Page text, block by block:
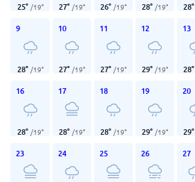
25° /19° 27° /19° 26° /19° 28° /19° 28°
9
28° /19°
10
27° /19°
11
27° /19°
12
29° /19°
13
28°
16
28° /19°
17
28° /19°
18
28° /19°
19
29° /19°
20
29°
23 24 25 26 27